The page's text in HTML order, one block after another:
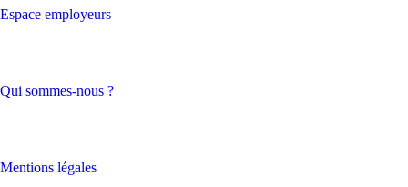
Espace employeurs
Qui sommes-nous ?
Mentions légales